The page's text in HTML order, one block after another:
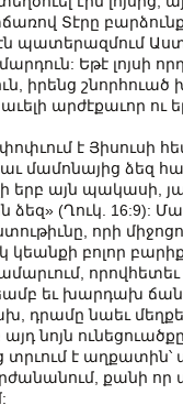
Տէրը
պատերազմում
Եթէ լոյսի
իրենց շնորհուած
աւելի արժէքաւոր
է Յիսուսի
մամոնայից ձեզ
երբ այն պա­կա­սի,
ձեզ» (Ղուկ. 16:9):
որի
կեանքի բոլոր
որովհետեւ
եւ խարդախ
դրամը նաեւ
նոյն
տրւում է
քանի որ